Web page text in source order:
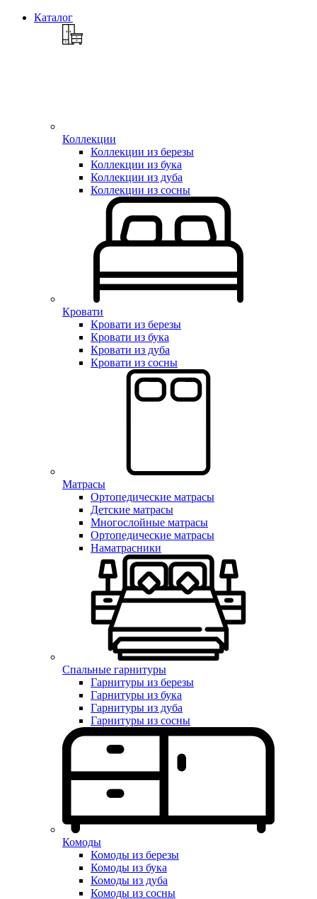
Каталог
Коллекции
Коллекции из березы
Коллекции из бука
Коллекции из дуба
Коллекции из сосны
Кровати
Кровати из березы
Кровати из бука
Кровати из дуба
Кровати из сосны
Матрасы
Ортопедические матрасы
Детские матрасы
Многослойные матрасы
Ортопедические матрасы
Наматрасники
Спальные гарнитуры
Гарнитуры из березы
Гарнитуры из бука
Гарнитуры из дуба
Гарнитуры из сосны
Комоды
Комоды из березы
Комоды из бука
Комоды из дуба
Комоды из сосны